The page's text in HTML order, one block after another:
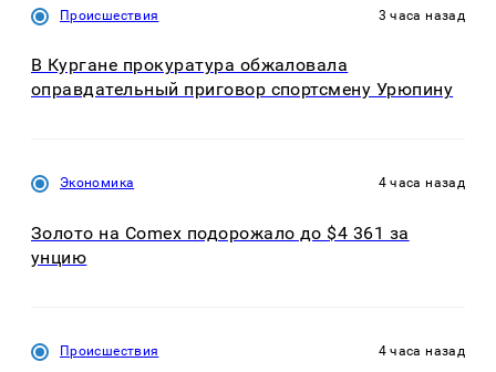
Происшествия 3 часа назад
В Кургане прокуратура обжаловала
оправдательный приговор спортсмену Урюпину
Экономика 4 часа назад
Золото на Comex подорожало до $4 361 за
унцию
Происшествия 4 часа назад